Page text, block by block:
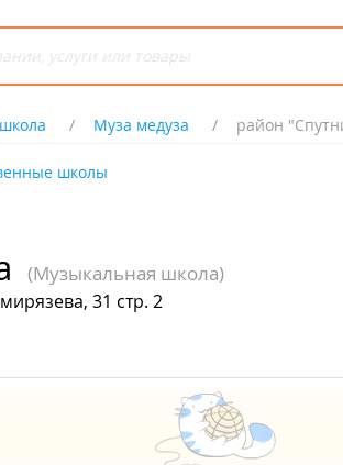
Муза медуза район
школы
(Музыкальная школа)
31 стр. 2